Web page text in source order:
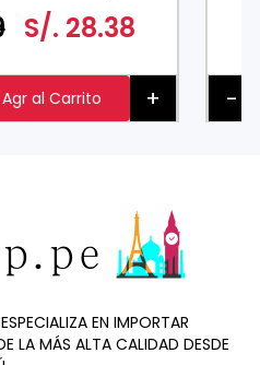
S/. 28.38
Agr al Carrito + -
EN IMPORTAR
LA MÁS ALTA CALIDAD DESDE